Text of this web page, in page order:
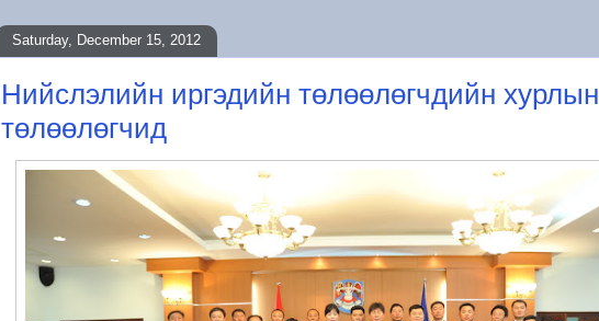
Saturday, December 15, 2012
Нийслэлийн иргэдийн төлөөлөгчдийн хурлын
төлөөлөгчид